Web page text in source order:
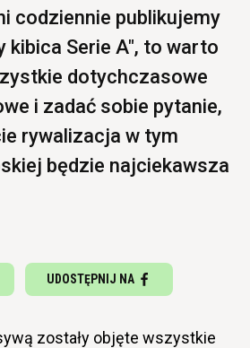
codziennie publikujemy
kibica Serie A", to warto
dotychczasowe
i zadać sobie pytanie,
rywalizacja w tym
będzie najciekawsza
UDOSTĘPNIJ NA
zostały objęte wszystkie